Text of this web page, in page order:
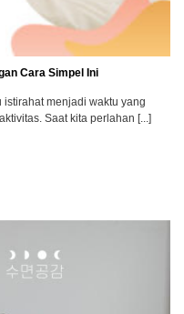
Cara Simpel Ini
istirahat menjadi waktu yang
Saat kita perlahan [...]